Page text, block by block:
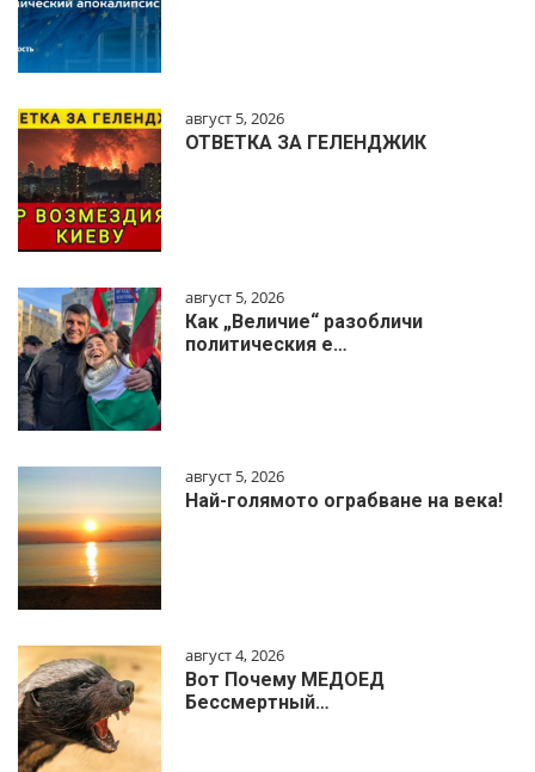
август 5, 2026
ОТВЕТКА ЗА ГЕЛЕНДЖИК
август 5, 2026
Как „Величие“ разобличи
политическия е…
август 5, 2026
Най-голямото ограбване на века!
август 4, 2026
Вот Почему МЕДОЕД
Бессмертный…